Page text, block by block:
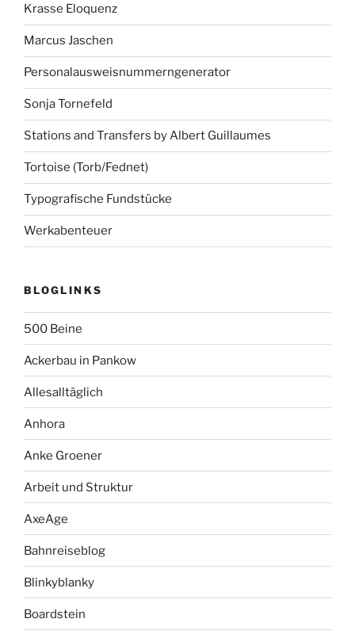
Krasse Eloquenz
Marcus Jaschen
Personalausweisnummerngenerator
Sonja Tornefeld
Stations and Transfers by Albert Guillaumes
Tortoise (Torb/Fednet)
Typografische Fundstücke
Werkabenteuer
BLOGLINKS
500 Beine
Ackerbau in Pankow
Allesalltäglich
Anhora
Anke Groener
Arbeit und Struktur
AxeAge
Bahnreiseblog
Blinkyblanky
Boardstein